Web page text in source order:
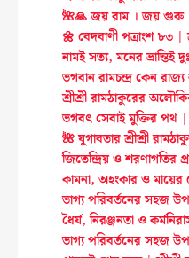
🌺🙏 জয় রাম । জয় গুরু
🌼 বেদবাণী পত্রাংশ ৮৩ |
নামই সত্য, মনের
ভগবান রামচন্দ্র কেন
শ্রীশ্রী রামঠাকুরের
ভগবৎ সেবাই মুক্তির পথ |
🌺 যুগাবতার শ্রীশ্রী
জিতেন্দ্রিয় ও শরণাগতির
কামনা, অহংকার ও মায়ের
ভাগ্য পরিবর্তনের সহজ
ধৈর্য, নিরঞ্জনতা ও
ভাগ্য পরিবর্তনের সহজ